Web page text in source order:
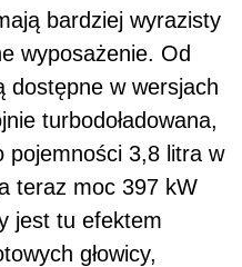
bardziej wyrazisty
wyposażenie. Od
dostępne w wersjach
turbodoładowana,
pojemności 3,8 litra w
teraz moc 397 kW
jest tu efektem
głowicy,